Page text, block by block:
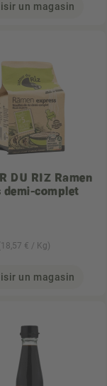
un magasin
DU RIZ Ramen
demi-complet
€ / Kg)
un magasin